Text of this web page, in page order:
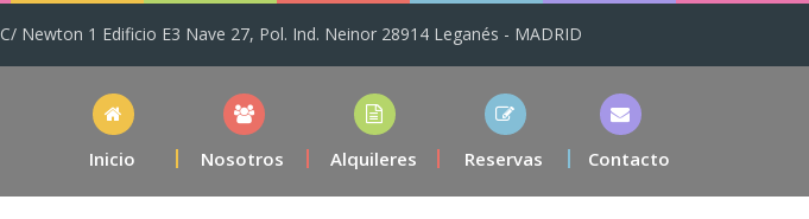
C/ Newton 1 Edificio E3 Nave 27, Pol. Ind. Neinor 28914 Leganés - MADRID
Inicio Nosotros Alquileres Reservas Contacto